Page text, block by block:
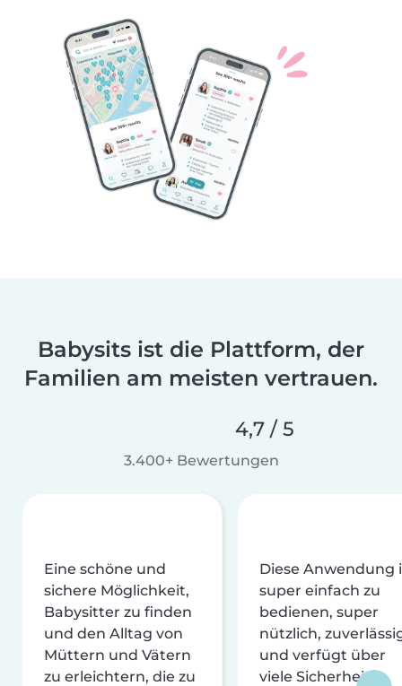
Babysits ist die Plattform, der
Familien am meisten vertrauen.
4,7 / 5
3.400+ Bewertungen
Eine schöne und
sichere Möglichkeit,
Babysitter zu finden
und den Alltag von
Müttern und Vätern
zu erleichtern, die zu
Diese Anwendung
super einfach zu
bedienen, super
nützlich,
und verfügt über
viele Sicherheits-